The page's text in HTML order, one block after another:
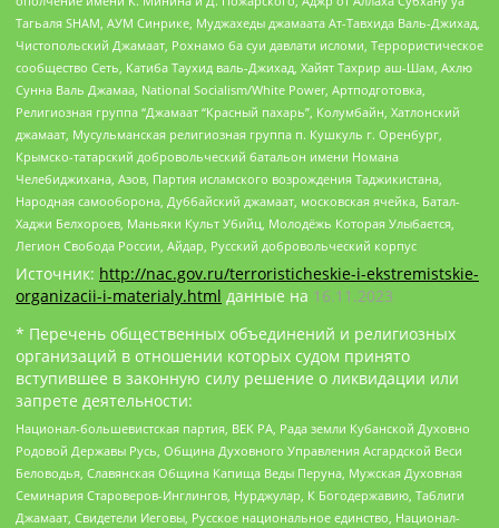
Тагьаля SHAM, АУМ Синрике, Муджахеды джамаата Ат-Тавхида Валь-Джихад,
Чистопольский Джамаат, Рохнамо ба суи давлати исломи, Террористическое
сообщество Сеть, Катиба Таухид валь-Джихад, Хайят Тахрир аш-Шам, Ахлю
Сунна Валь Джамаа, National Socialism/White Power, Артподготовка,
Религиозная группа “Джамаат “Красный пахарь”, Колумбайн, Хатлонский
джамаат, Мусульманская религиозная группа п. Кушкуль г. Оренбург,
Крымско-татарский добровольческий батальон имени Номана
Челебиджихана, Азов, Партия исламского возрождения Таджикистана,
Народная самооборона, Дуббайский джамаат, московская ячейка, Батал-
Хаджи Белхороев, Маньяки Культ Убийц, Молодёжь Которая Улыбается,
Легион Свобода России, Айдар, Русский добровольческий корпус
Источник: http://nac.gov.ru/terroristicheskie-i-ekstremistskie-
organizacii-i-materialy.html данные на 16.11.2023
* Перечень общественных объединений и религиозных
организаций в отношении которых судом принято
вступившее в законную силу решение о ликвидации или
запрете деятельности:
Национал-большевистская партия, ВЕК РА, Рада земли Кубанской Духовно
Родовой Державы Русь, Община Духовного Управления Асгардской Веси
Беловодья, Славянская Община Капища Веды Перуна, Мужская Духовная
Семинария Староверов-Инглингов, Нурджулар, К Богодержавию, Таблиги
Джамаат, Свидетели Иеговы, Русское национальное единство, Национал-